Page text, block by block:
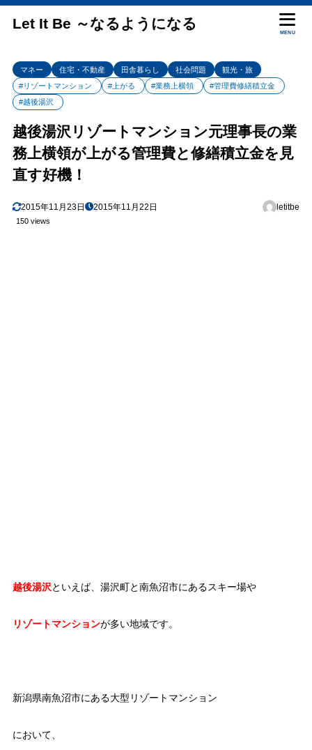
Let It Be ～なるようになる
MENU
マネー 住宅・不動産 田舎暮らし 社会問題
観光・旅
#リゾートマンション
#上がる #業務上横領
#管理費修繕積立金
#越後湯沢
越後湯沢リゾートマンション元理事長の業
務上横領が上がる管理費と修繕積立金を見
直す好機！
2015年11月23日 2015年11月22日 letitbe
150 views
越後湯沢といえば、湯沢町と南魚沼市にあるスキー場や
リゾートマンションが多い地域です。
新潟県南魚沼市にある大型リゾートマンション
において、